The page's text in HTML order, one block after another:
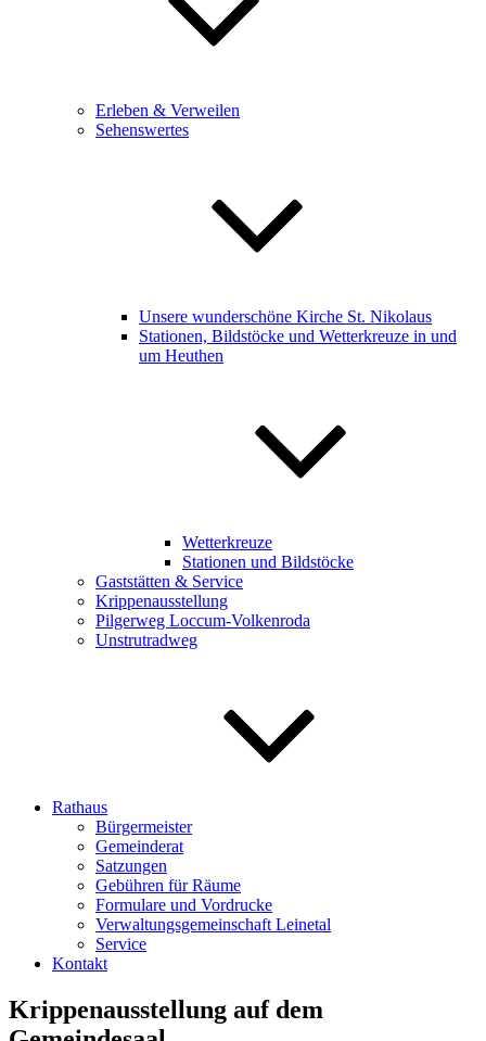
Erleben & Verweilen
Sehenswertes
Unsere wunderschöne Kirche St. Nikolaus
Stationen, Bildstöcke und Wetterkreuze in und
um Heuthen
Wetterkreuze
Stationen und Bildstöcke
Gaststätten & Service
Krippenausstellung
Pilgerweg Loccum-Volkenroda
Unstrutradweg
Rathaus
Bürgermeister
Gemeinderat
Satzungen
Gebühren für Räume
Formulare und Vordrucke
Verwaltungsgemeinschaft Leinetal
Service
Kontakt
Krippenausstellung auf dem